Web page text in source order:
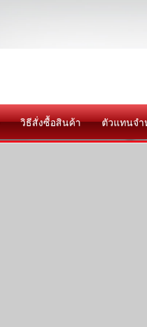
วิธีสั่งซื้อสินค้า ตัวแทนจ